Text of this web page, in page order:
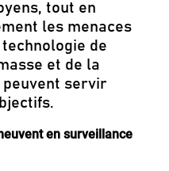
tout en
les menaces
de
et de la
servir
en surveillance